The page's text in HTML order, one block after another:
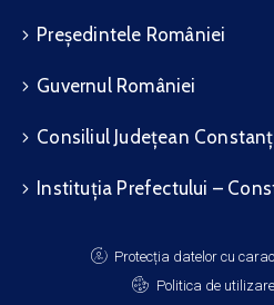
Președintele României
Guvernul României
Consiliul Județean
Instituția Prefectului –
Protecția datelor cu
Politica de